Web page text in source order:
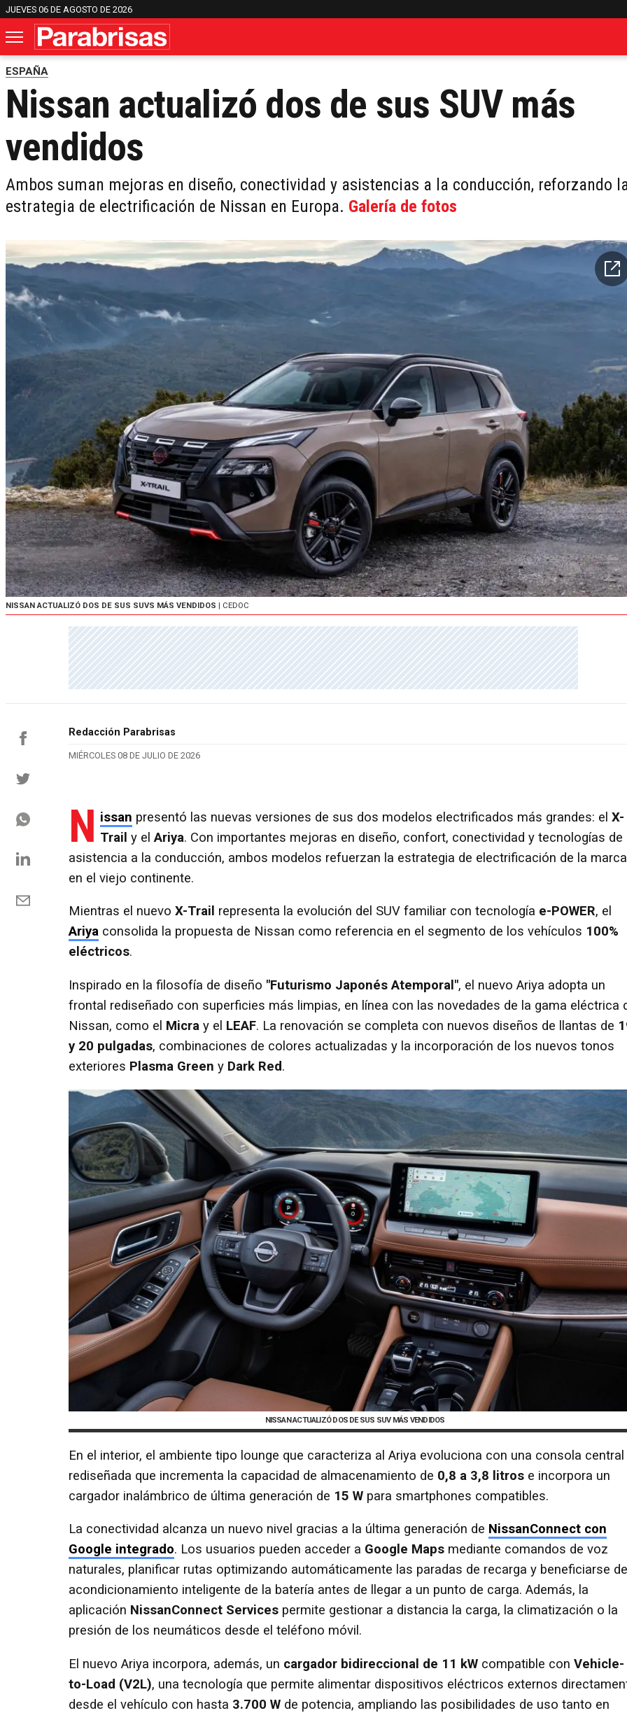
JUEVES 06 DE AGOSTO DE 2026
ESPAÑA
Nissan actualizó dos de sus SUV más
vendidos
Ambos suman mejoras en diseño, conectividad y asistencias a la conducción, reforzando
estrategia de electrificación de Nissan en Europa. Galería de fotos
NISSAN ACTUALIZÓ DOS DE SUS SUVS MÁS VENDIDOS | CEDOC
Redacción Parabrisas
MIÉRCOLES 08 DE JULIO DE 2026
N issan presentó las nuevas versiones de sus dos modelos electrificados más grandes: el X-
Trail y elAriya. Con importantes mejoras en diseño, confort, conectividad y tecnologías de
asistencia a la conducción, ambos modelos refuerzan la estrategia de electrificación de la marca
en el viejo continente.
Mientras el nuevo X-Trail representa la evolución del SUV familiar con tecnología e-POWER, el
Ariya consolida la propuesta de Nissan como referencia en el segmento de los vehículos 100%
eléctricos.
Inspirado en la filosofía de diseño "Futurismo Japonés Atemporal", el nuevo Ariya adopta un
frontal rediseñado con superficies más limpias, en línea con las novedades de la gama eléctrica
Nissan, como el Micra y el LEAF. La renovación se completa con nuevos diseños de llantas de
y 20 pulgadas, combinaciones de colores actualizadas y la incorporación de los nuevos tonos
exteriores Plasma Green y Dark Red.
NISSAN ACTUALIZÓ DOS DE SUS SUV MÁS VENDIDOS
En el interior, el ambiente tipo lounge que caracteriza al Ariya evoluciona con una consola central
rediseñada que incrementa la capacidad de almacenamiento de 0,8 a 3,8 litros e incorpora un
cargador inalámbrico de última generación de 15 W para smartphones compatibles.
La conectividad alcanza un nuevo nivel gracias a la última generación de NissanConnect con
Google integrado. Los usuarios pueden acceder a Google Maps mediante comandos de voz
naturales, planificar rutas optimizando automáticamente las paradas de recarga y beneficiarse
acondicionamiento inteligente de la batería antes de llegar a un punto de carga. Además, la
aplicación NissanConnect Services permite gestionar a distancia la carga, la climatización o la
presión de los neumáticos desde el teléfono móvil.
El nuevo Ariya incorpora, además, un cargador bidireccional de 11 kW compatible con Vehicle-
to-Load (V2L), una tecnología que permite alimentar dispositivos eléctricos externos
desde el vehículo con hasta 3.700 W de potencia, ampliando las posibilidades de uso tanto en